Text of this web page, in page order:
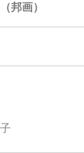
邦画）